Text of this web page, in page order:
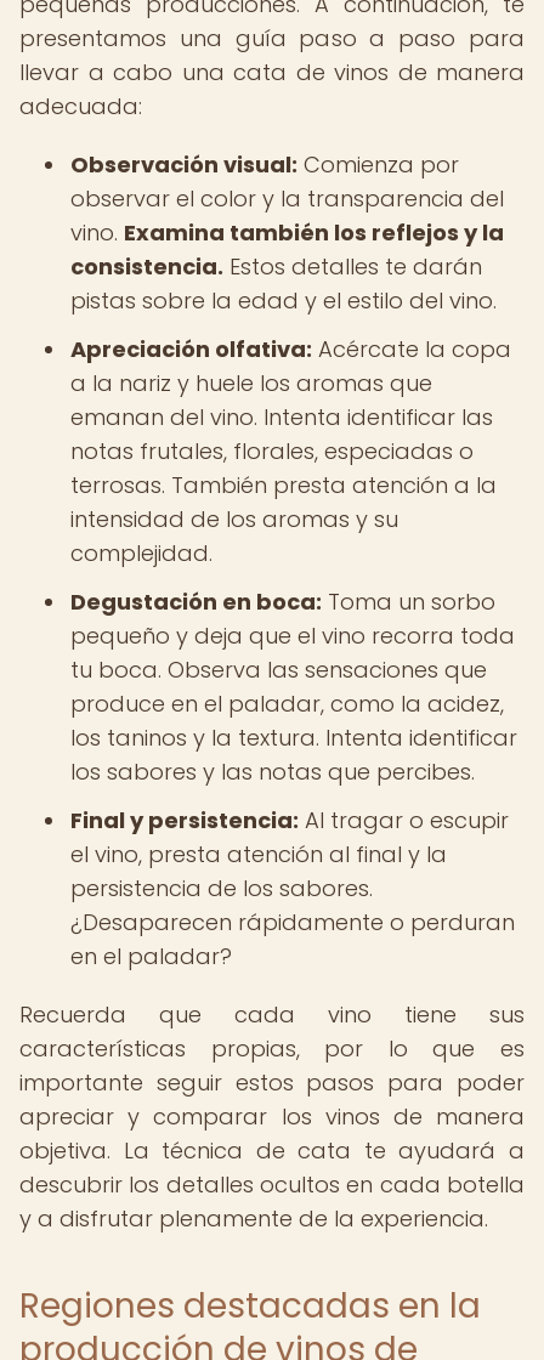
presentamos una guía paso a paso para
llevar a cabo una cata de vinos de manera
adecuada:
Observación visual: Comienza por
observar el color y la transparencia del
vino. Examina también los reflejos y la
consistencia. Estos detalles te darán
pistas sobre la edad y el estilo del vino.
Apreciación olfativa: Acércate la copa
a la nariz y huele los aromas que
emanan del vino. Intenta identificar las
notas frutales, florales, especiadas o
terrosas. También presta atención a la
intensidad de los aromas y su
complejidad.
Degustación en boca: Toma un sorbo
pequeño y deja que el vino recorra toda
tu boca. Observa las sensaciones que
produce en el paladar, como la acidez,
los taninos y la textura. Intenta identificar
los sabores y las notas que percibes.
Final y persistencia: Al tragar o escupir
el vino, presta atención al final y la
persistencia de los sabores.
¿Desaparecen rápidamente o perduran
en el paladar?
Recuerda que cada vino tiene sus
características propias, por lo que es
importante seguir estos pasos para poder
apreciar y comparar los vinos de manera
objetiva. La técnica de cata te ayudará a
descubrir los detalles ocultos en cada botella
y a disfrutar plenamente de la experiencia.
Regiones destacadas en la
producción de vinos de